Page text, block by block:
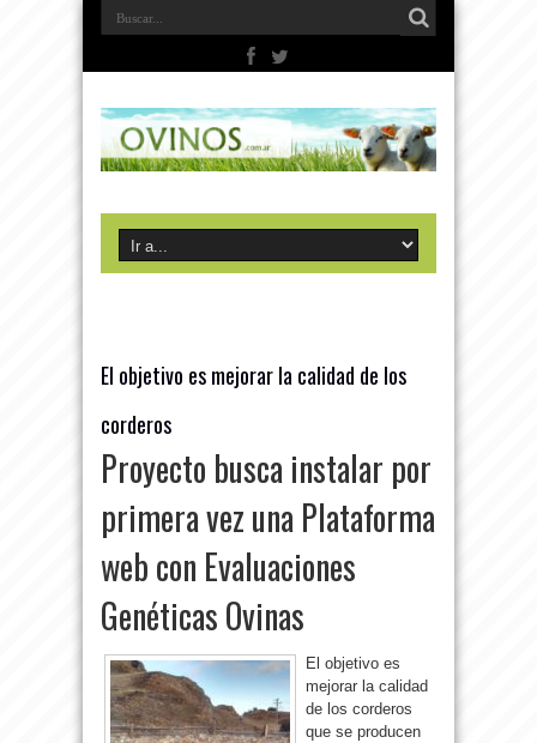
El objetivo es mejorar la calidad de los
corderos
Proyecto busca instalar por
primera vez una Plataforma
web con Evaluaciones
Genéticas Ovinas
El objetivo es
mejorar la calidad
de los corderos
que se producen